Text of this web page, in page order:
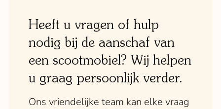
Heeft u vragen of hulp
nodig bij de aanschaf van
een scootmobiel? Wij helpen
u graag persoonlijk verder.
Ons vriendelijke team kan elke vraag